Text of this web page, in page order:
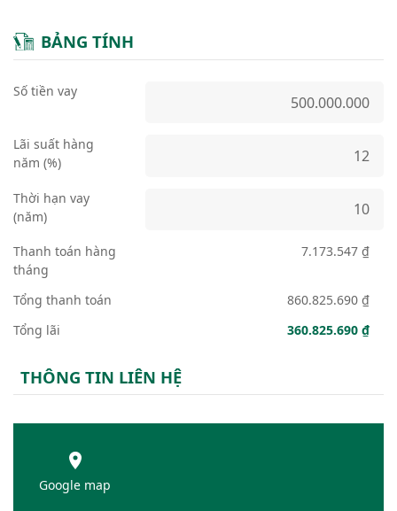
BẢNG TÍNH
Số tiền vay
Lãi suất hàng
năm (%)
Thời hạn vay
(năm)
Thanh toán hàng
tháng
7.173.547 ₫
Tổng thanh toán
860.825.690 ₫
Tổng lãi
360.825.690 ₫
THÔNG TIN LIÊN HỆ
Google map